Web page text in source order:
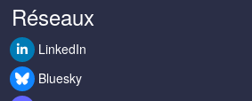
Réseaux
LinkedIn
Bluesky